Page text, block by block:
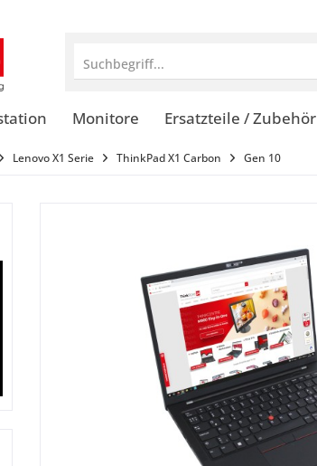
Suchbegriff...
Monitore Ersatzteile / Zubehör
Lenovo X1 Serie ThinkPad X1 Carbon Gen 10